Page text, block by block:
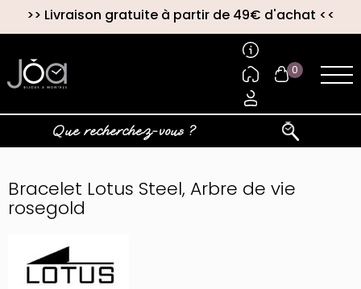
>> Livraison gratuite à partir de 49€ d'achat <<
0
Bracelet Lotus Steel, Arbre de vie
rosegold